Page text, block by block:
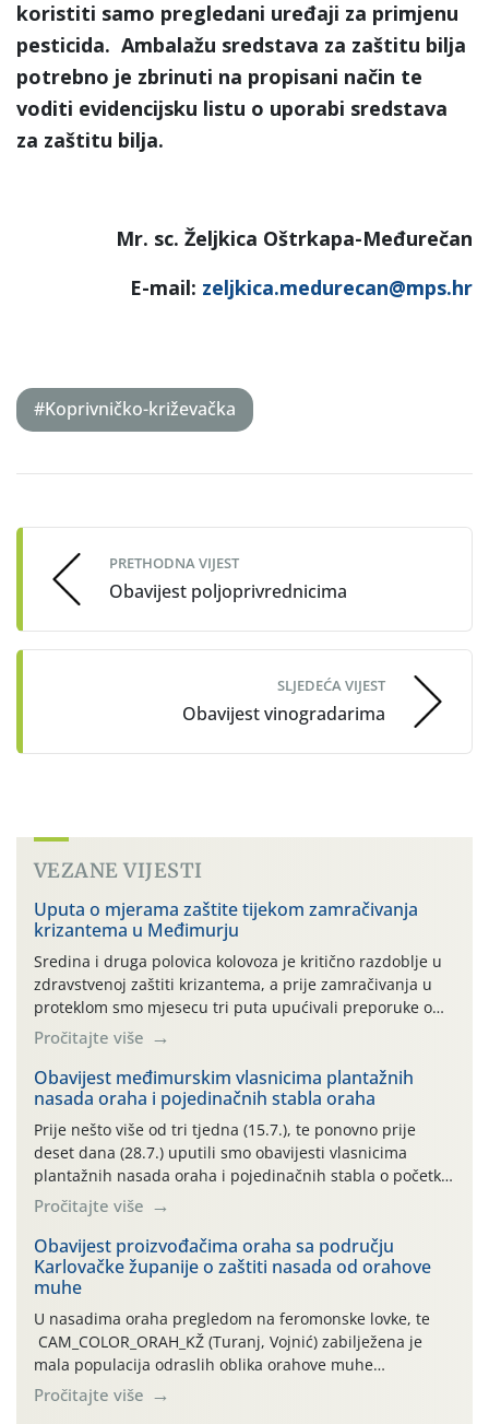
koristiti samo pregledani uređaji za primjenu
pesticida. Ambalažu sredstava za zaštitu bilja
potrebno je zbrinuti na propisani način te
voditi evidencijsku listu o uporabi sredstava
za zaštitu bilja.
Mr. sc. Željkica Oštrkapa-Međurečan
E-mail: zeljkica.medurecan@mps.hr
#Koprivničko-križevačka
navigation
PRETHODNA VIJEST
Obavijest poljoprivrednicima
SLJEDEĆA VIJEST
Obavijest vinogradarima
VEZANE VIJESTI
Uputa o mjerama zaštite tijekom zamračivanja
krizantema u Međimurju
Sredina i druga polovica kolovoza je kritično razdoblje u
zdravstvenoj zaštiti krizantema, a prije zamračivanja u
proteklom smo mjesecu tri puta upućivali preporuke o
preventivnim mjerama zaštite krizantema od najčešćih
uzročnika bolesti, štetnika i fito-fagnih grinja (23.7., 14.7.,
06.7.)! Na početku ovog mjeseca je zabilježeno je
povijesno i ekstremno vruće meteorološko razdoblje, uz
najviše temperature […]
Pročitajte više
Obavijest međimurskim vlasnicima plantažnih
nasada oraha i pojedinačnih stabla oraha
Prije nešto više od tri tjedna (15.7.), te ponovno prije
deset dana (28.7.) uputili smo obavijesti vlasnicima
plantažnih nasada oraha i pojedinačnih stabla o početku
leta i ovogodišnjoj potrebi usmjerenog suzbijanja
orahove muhe (Rhagoletis completa)! Već dvanaest dana
traje drugi ovogodišnji “toplinski udar”, koji naročito
izražen zadnja šest dana (31.7.-05.8.), jer najviše
temperature zraka svakodnevno […]
Pročitajte više
Obavijest proizvođačima oraha sa području
Karlovačke županije o zaštiti nasada od orahove
muhe
U nasadima oraha pregledom na feromonske lovke, te
CAM_COLOR_ORAH_KŽ (Turanj, Vojnić) zabilježena je
mala populacija odraslih oblika orahove muhe
(Rhagoletis completa). Niska brojnost može se objasniti
činjenicom da je riječ o mladim nasadima s vrlo malim
Pročitajte više